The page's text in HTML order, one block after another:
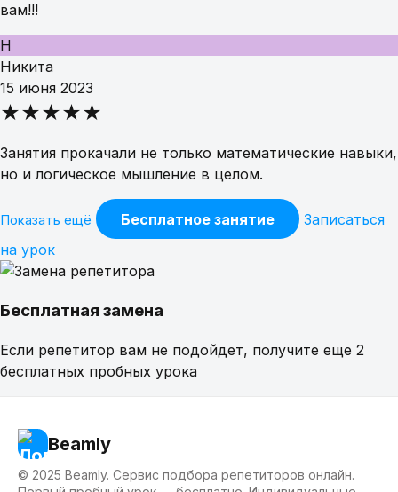
вам!!!
Н
Никита
15 июня 2023
★★★★★
Занятия прокачали не только математические навыки,
но и логическое мышление в целом.
Показать ещё Бесплатное занятие
Записаться
на урок
Бесплатная замена
Если репетитор вам не подойдет, получите еще 2
бесплатных пробных урока
Beamly
© 2025 Beamly. Сервис подбора репетиторов онлайн.